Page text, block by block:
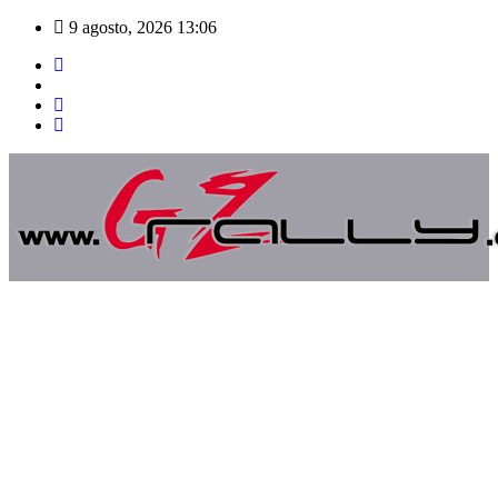
Saltar
contenido
9 agosto, 2026 13:06